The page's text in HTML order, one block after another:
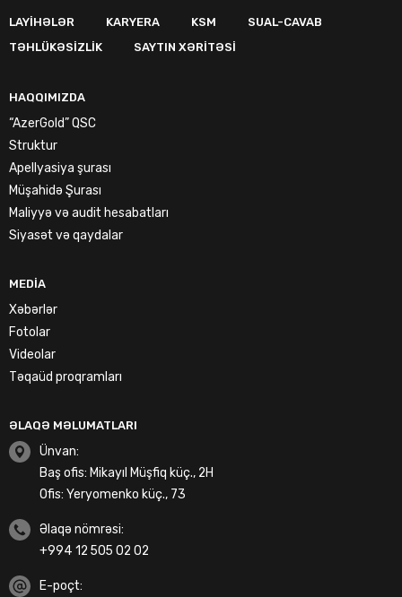
LAYIHƏLƏR KARYERA KSM
SUAL-CAVAB
TƏHLÜKƏSIZLIK
SAYTIN XƏRITƏSI
HAQQIMIZDA
“AzerGold” QSC
Struktur
Apellyasiya şurası
Müşahidə Şurası
Maliyyə və audit hesabatları
Siyasət və qaydalar
MEDIA
Xəbərlər
Fotolar
Videolar
Təqaüd proqramları
ƏLAQƏ MƏLUMATLARI
Ünvan:
Baş ofis: Mikayıl Müşfiq küç., 2H
Ofis: Yeryomenko küç., 73
Əlaqə nömrəsi:
+994 12 505 02 02
E-poçt: